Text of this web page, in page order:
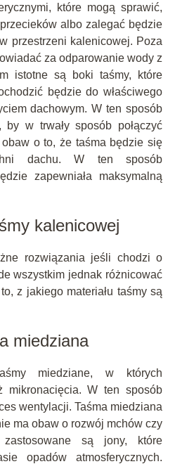
które mogą sprawić,
albo zalegać będzie
przestrzeni kalenicowej. Poza
za odparowanie wody z
istotne są boki taśmy, które
będzie do właściwego
dachowym. W ten sposób
w trwały sposób połączyć
o to, że taśma będzie się
dachu. W ten sposób
zapewniała maksymalną
kalenicowej
rozwiązania jeśli chodzi o
wszystkim jednak różnicować
z jakiego materiału taśmy są
miedziana
miedziane, w których
mikronacięcia. W ten sposób
wentylacji. Taśma miedziana
ma obaw o rozwój mchów czy
są jony, które
opadów atmosferycznych.